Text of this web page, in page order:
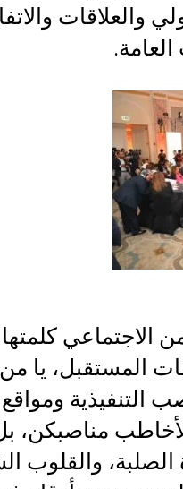
والعلاقات
كلمتها
المستقبل، يا من
التنفيذية
لأخاطب مناصبكن،
الصلبة، والقلوب